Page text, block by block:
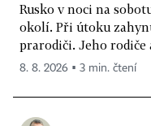
Rusko v noci na
okolí. Při útoku
prarodiči. Jeho rodiče
8. 8. 2026 ▪ 3 min. čtení